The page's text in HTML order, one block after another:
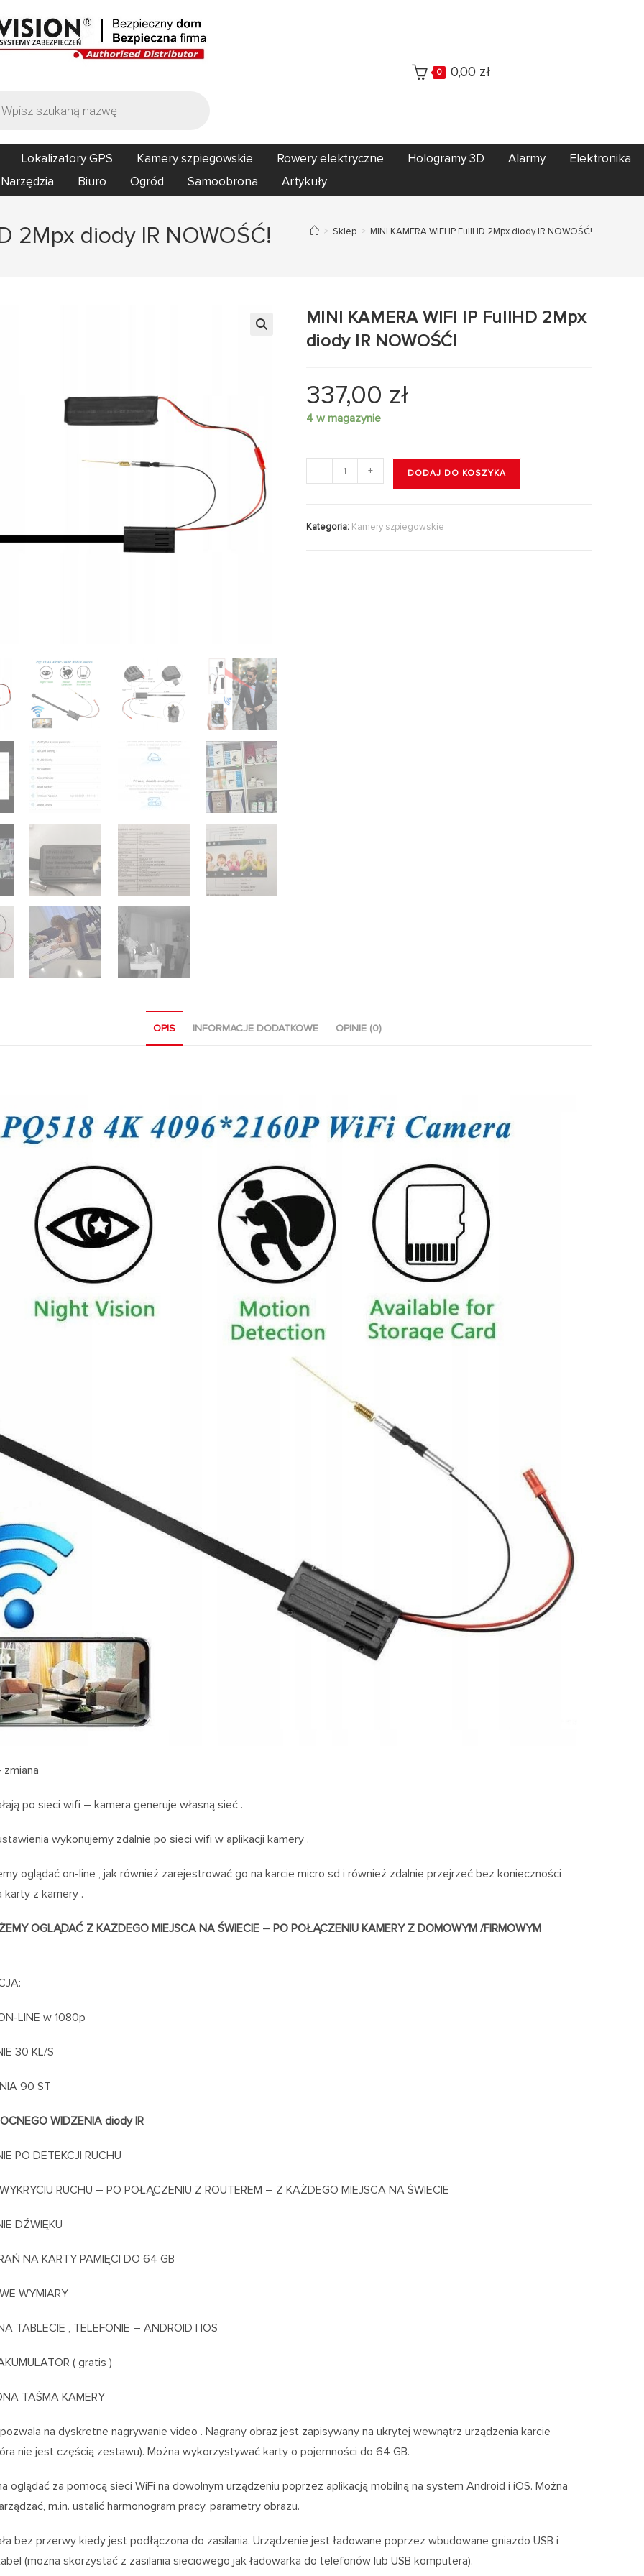
0 0,00 zł
Lokalizatory GPS Kamery szpiegowskie Rowery elektryczne Hologramy 3D Alarmy
Elektronika
Narzędzia
Biuro Ogród Samoobrona Artykuły
2Mpx diody IR NOWOŚĆ! > Sklep > MINI KAMERA WIFI IP FullHD 2Mpx diody IR NOWOŚĆ!
MINI KAMERA WIFI IP FullHD 2Mpx
diody IR NOWOŚĆ!
337,00 zł
4 w magazynie
- + DODAJ DO KOSZYKA
Kategoria: Kamery szpiegowskie
OPIS INFORMACJE DODATKOWE OPINIE (0)
zmiana
po sieci wifi – kamera generuje własną sieć .
wykonujemy zdalnie po sieci wifi w aplikacji kamery .
oglądać on-line , jak również zarejestrować go na karcie micro sd i również zdalnie przejrzeć bez konieczności
karty z kamery .
OGLĄDAĆ Z KAŻDEGO MIEJSCA NA ŚWIECIE – PO POŁĄCZENIU KAMERY Z DOMOWYM /FIRMOWYM
LINE w 1080p
30 KL/S
90 ST
WIDZENIA diody IR
PO DETEKCJI RUCHU
RUCHU – PO POŁĄCZENIU Z ROUTEREM – Z KAŻDEGO MIEJSCA NA ŚWIECIE
DŹWIĘKU
NA KARTY PAMIĘCI DO 64 GB
WYMIARY
TABLECIE , TELEFONIE – ANDROID I IOS
( gratis )
TAŚMA KAMERY
na dyskretne nagrywanie video . Nagrany obraz jest zapisywany na ukrytej wewnątrz urządzenia karcie
nie jest częścią zestawu). Można wykorzystywać karty o pojemności do 64 GB.
oglądać za pomocą sieci WiFi na dowolnym urządzeniu poprzez aplikacją mobilną na system Android i iOS. Można
m.in. ustalić harmonogram pracy, parametry obrazu.
bez przerwy kiedy jest podłączona do zasilania. Urządzenie jest ładowane poprzez wbudowane gniazdo USB i
(można skorzystać z zasilania sieciowego jak ładowarka do telefonów lub USB komputera).